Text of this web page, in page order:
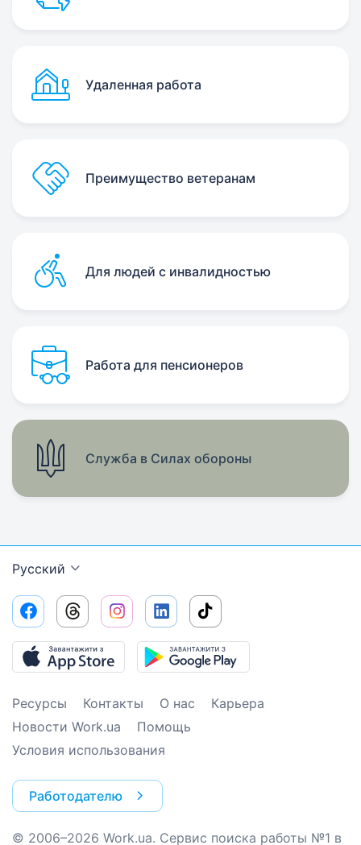
Удаленная работа
Преимущество ветеранам
Для людей с инвалидностью
Работа для пенсионеров
Служба в Силах обороны
Русский
Ресурсы Контакты О нас
Карьера
Новости Work.ua
Помощь
Условия использования
Работодателю
© 2006–2026 Work.ua. Сервис поиска работы №1 в